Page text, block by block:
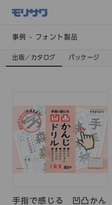
メ
ニュー
へ移動
事例 - フォント製品
出版／カタログ パッケージ
手指で感じる 凹凸かん